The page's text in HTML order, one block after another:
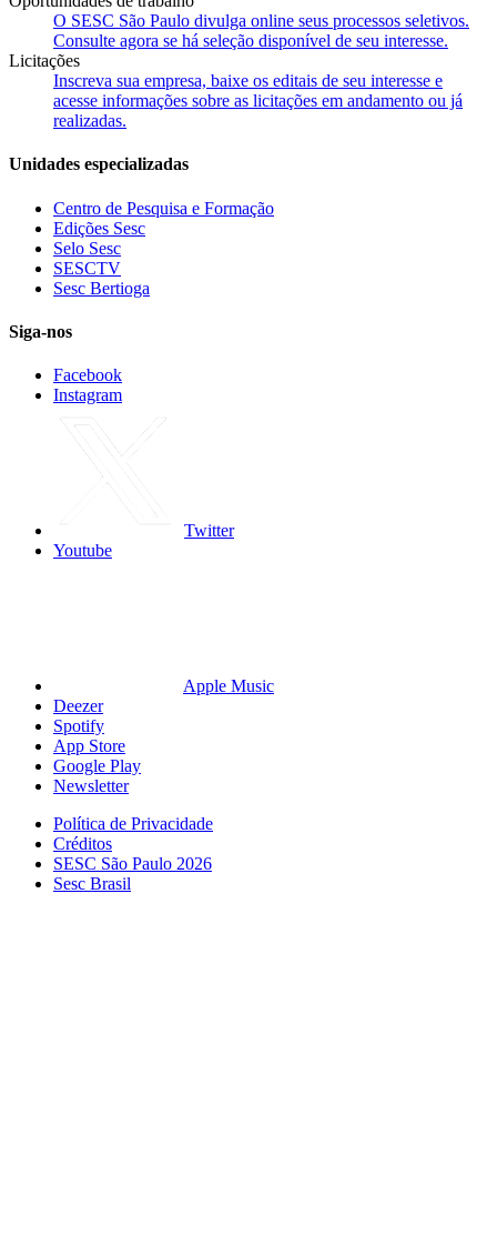
O SESC São Paulo divulga online seus processos seletivos.
Consulte agora se há seleção disponível de seu interesse.
Licitações
Inscreva sua empresa, baixe os editais de seu interesse e
acesse informações sobre as licitações em andamento ou já
realizadas.
Unidades especializadas
Centro de Pesquisa e Formação
Edições Sesc
Selo Sesc
SESCTV
Sesc Bertioga
Siga-nos
Facebook
Instagram
Twitter
Youtube
Apple Music
Deezer
Spotify
App Store
Google Play
Newsletter
Política de Privacidade
Créditos
SESC São Paulo 2026
Sesc Brasil